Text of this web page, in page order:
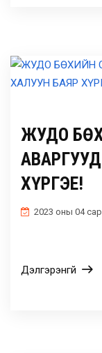
ЖУДО
ХҮРГЭЕ!
2023 оны 04
Дэлгэрэнгүй